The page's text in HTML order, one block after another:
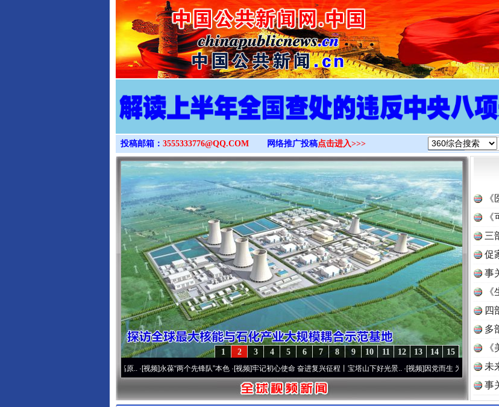
>
投稿邮箱： 3555333776@QQ.COM 网络推广投稿点击进入>>>
15
14
13
12
11
10
9
8
7
6
5
4
3
2
1
·[视频]永葆“两个先锋队”本色·[视频]牢记初心使命 奋进复兴征程丨宝塔山下好光景..·[视频]因党而生 为党而战——百年“
三
促
事
读
四
多
未
事